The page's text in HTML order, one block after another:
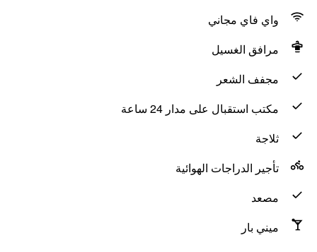
واي فاي مجاني
مرافق الغسيل
مجفف الشعر
مكتب استقبال على مدار 24 ساعة
ثلاجة
تأجير الدراجات الهوائية
مصعد
ميني بار